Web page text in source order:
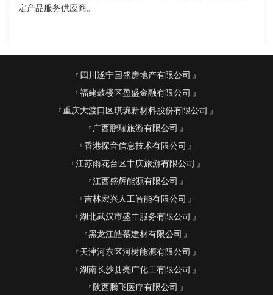
定产品服务供应商。
四川遂宁国盛房地产有限公司
福建鼓楼区盈盛金融有限公司
重庆大渡口区琪琬新材料股份有限公司
广西鹏瑞旅游有限公司
香港探音信息技术有限公司
江苏雨花台区丰庆旅游有限公司
江西盛辉能源有限公司
吉林宏兴人工智能有限公司
湖北武汉市盛丰服务有限公司
黑龙江皓慕建材有限公司
天津河东区河树能源有限公司
湖南长沙县亮广化工有限公司
陕西腾飞医疗有限公司